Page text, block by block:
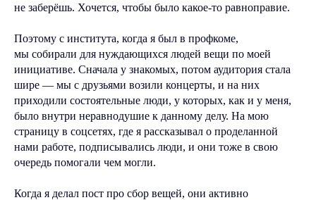
не заберёшь. Хочется, чтобы было какое-то равноправие.
Поэтому с института, когда я был в профкоме,
мы собирали для нуждающихся людей вещи по моей
инициативе. Сначала у знакомых, потом аудитория стала
шире — мы с друзьями возили концерты, и на них
приходили состоятельные люди, у которых, как и у меня,
было внутри неравнодушие к данному делу. На мою
страницу в соцсетях, где я рассказывал о проделанной
нами работе, подписывались люди, и они тоже в свою
очередь помогали чем могли.
Когда я делал пост про сбор вещей, они активно